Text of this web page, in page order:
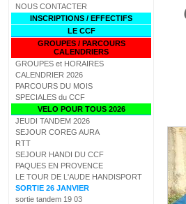
NOUS CONTACTER
INSCRIPTIONS / EFFECTIFS
LE CCF
GROUPES / PARCOURS
CALENDRIERS
GROUPES et HORAIRES
CALENDRIER 2026
PARCOURS DU MOIS
SPECIALES du CCF
VELO POUR TOUS 2026
JEUDI TANDEM 2026
SEJOUR COREG AURA
RTT
SEJOUR HANDI DU CCF
PAQUES EN PROVENCE
LE TOUR DE L'AUDE HANDISPORT
SORTIE 26 JANVIER
sortie tandem 19 03